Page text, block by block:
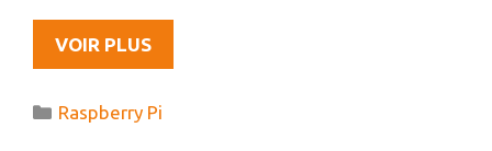
VOIR PLUSINSTALLATION
DE
SUR
Catégories
Raspberry Pi